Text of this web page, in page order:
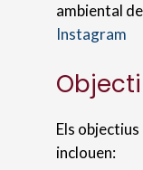
ambiental
Instagram
Els
inclouen: